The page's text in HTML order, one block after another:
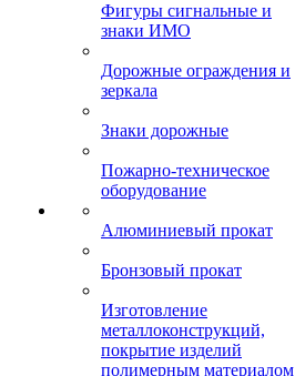
Фигуры сигнальные и
знаки ИМО
Дорожные ограждения и
зеркала
Знаки дорожные
Пожарно-техническое
оборудование
Алюминиевый прокат
Бронзовый прокат
Изготовление
металлоконструкций,
покрытие изделий
полимерным материалом